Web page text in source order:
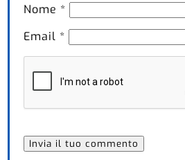
Nome *
Email *